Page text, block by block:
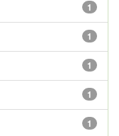
1
1
1
1
1